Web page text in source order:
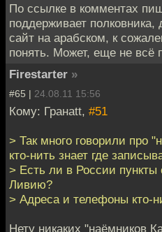
По ссылке в комментах
поддерживает
сайт на арабском, к
понять. Может, еще не всё
Firestarter »
#65 | 24.08.11 15:56
Кому: Гранаtt, #51
> Так много говорили про
кто-нить знает где
> Есть ли в России пункты
Ливию?
> Адреса и телефоны кто-
Нету никаких "наёмников